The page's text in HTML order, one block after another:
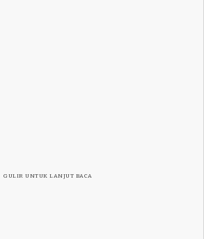
GULIR UNTUK LANJUT BACA